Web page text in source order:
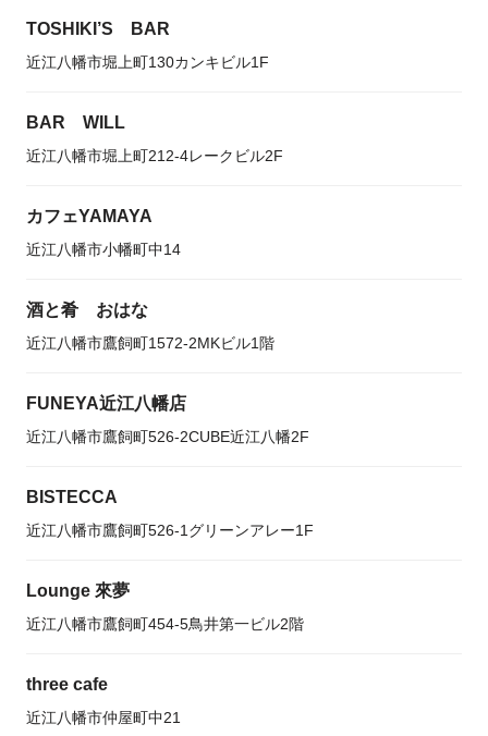
TOSHIKI’S BAR
近江八幡市堀上町130カンキビル1F
BAR WILL
近江八幡市堀上町212-4レークビル2F
カフェYAMAYA
近江八幡市小幡町中14
酒と肴 おはな
近江八幡市鷹飼町1572-2MKビル1階
FUNEYA近江八幡店
近江八幡市鷹飼町526-2CUBE近江八幡2F
BISTECCA
近江八幡市鷹飼町526-1グリーンアレー1F
Lounge 來夢
近江八幡市鷹飼町454-5鳥井第一ビル2階
three cafe
近江八幡市仲屋町中21